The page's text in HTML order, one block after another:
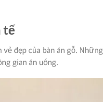
tế
đẹp của bàn ăn gỗ. Những
gian ăn uống.